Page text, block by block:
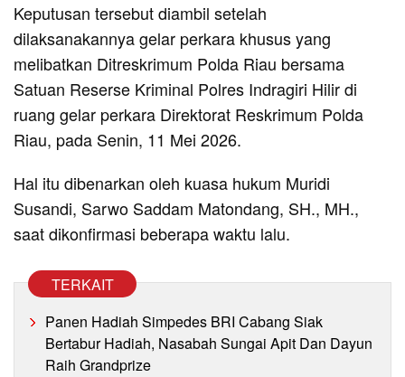
Keputusan tersebut diambil setelah
dilaksanakannya gelar perkara khusus yang
melibatkan Ditreskrimum Polda Riau bersama
Satuan Reserse Kriminal Polres Indragiri Hilir di
ruang gelar perkara Direktorat Reskrimum Polda
Riau, pada Senin, 11 Mei 2026.
Hal itu dibenarkan oleh kuasa hukum Muridi
Susandi, Sarwo Saddam Matondang, SH., MH.,
saat dikonfirmasi beberapa waktu lalu.
TERKAIT
Panen Hadiah Simpedes BRI Cabang Siak
Bertabur Hadiah, Nasabah Sungai Apit Dan Dayun
Raih Grandprize